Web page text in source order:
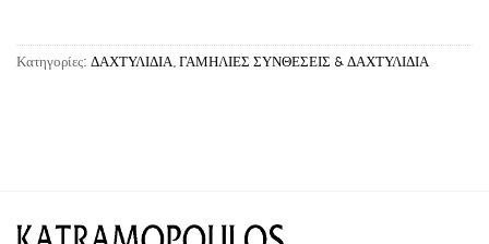
Κατηγορίες: ΔΑΧΤΥΛΙΔΙΑ,ΓΑΜΗΛΙΕΣ ΣΥΝΘΕΣΕΙΣ & ΔΑΧΤΥΛΙΔΙΑ